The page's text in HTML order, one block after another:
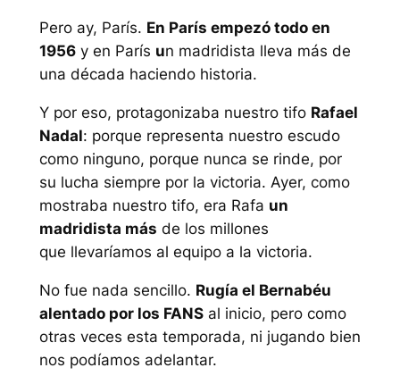
Pero ay, París. En París empezó todo en
1956y en París un madridista lleva más de
una década haciendo historia.
Y por eso, protagonizaba nuestro tifo Rafael
Nadal: porque representa nuestro escudo
como ninguno, porque nunca se rinde, por
su lucha siempre por la victoria. Ayer, como
mostraba nuestro tifo, era Rafa un
madridista más de los millones
que llevaríamos al equipo a la victoria.
No fue nada sencillo. Rugía el Bernabéu
alentado por los FANSal inicio, pero como
otras veces esta temporada, ni jugando bien
nos podíamos adelantar.